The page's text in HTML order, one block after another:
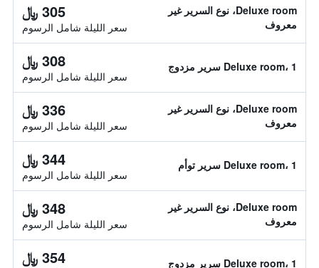
Deluxe room، نوع السرير غير
معروف
305 ﷼
سعر الليلة شامل الرسوم
Deluxe room، 1 سرير مزدوج 308 ﷼
سعر الليلة شامل الرسوم
Deluxe room، نوع السرير غير
معروف
336 ﷼
سعر الليلة شامل الرسوم
Deluxe room، 1 سرير توأم 344 ﷼
سعر الليلة شامل الرسوم
Deluxe room، نوع السرير غير
معروف
348 ﷼
سعر الليلة شامل الرسوم
Deluxe room، 1 سرير مزدوج 354 ﷼